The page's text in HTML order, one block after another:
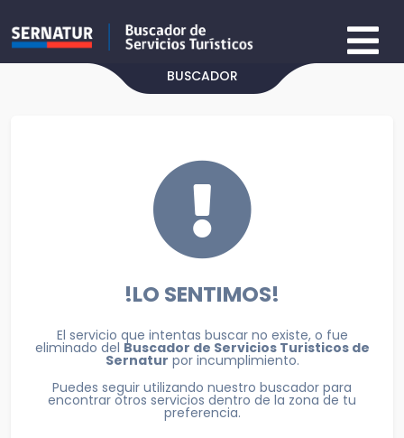
BUSCADOR
!LO SENTIMOS!
El servicio que intentas buscar no existe, o fue
eliminado del Buscador de Servicios Turisticos de
Sernatur por incumplimiento.
Puedes seguir utilizando nuestro buscador para
encontrar otros servicios dentro de la zona de tu
preferencia.